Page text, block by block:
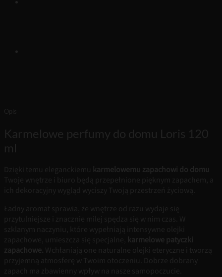
Opis
Karmelowe perfumy do domu Loris 120
ml
Dzięki temu eleganckiemu karmelowemu zapachowi do domu
Twoje wnętrze i biuro będą przepełnione pięknym zapachem, a
ich dekoracyjny wygląd wyciszy Twoją przestrzeń życiową.
Ładny aromat sprawia, że wnętrze od razu wydaje się
przytulniejsze i znacznie milej spędza się w nim czas. W
szklanym naczyniu, które wypełniają intensywne olejki
zapachowe, umieszcza się specjalne, karmelowe patyczki
zapachowe. Wchłaniają one naturalne olejki eteryczne i tworzą
przyjemną atmosferę w Twoim otoczeniu. Dobrze dobrany
zapach ma zbawienny wpływ na nasze samopoczucie.